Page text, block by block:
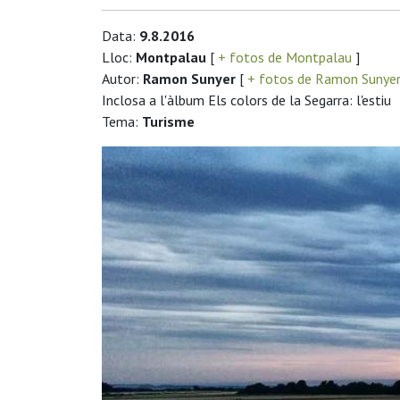
Data: 9.8.2016
Lloc: Montpalau [ + fotos de Montpalau ]
Autor: Ramon Sunyer [ + fotos de Ramon
Inclosa a l'àlbum Els colors de la Segarra: l'estiu
Tema: Turisme